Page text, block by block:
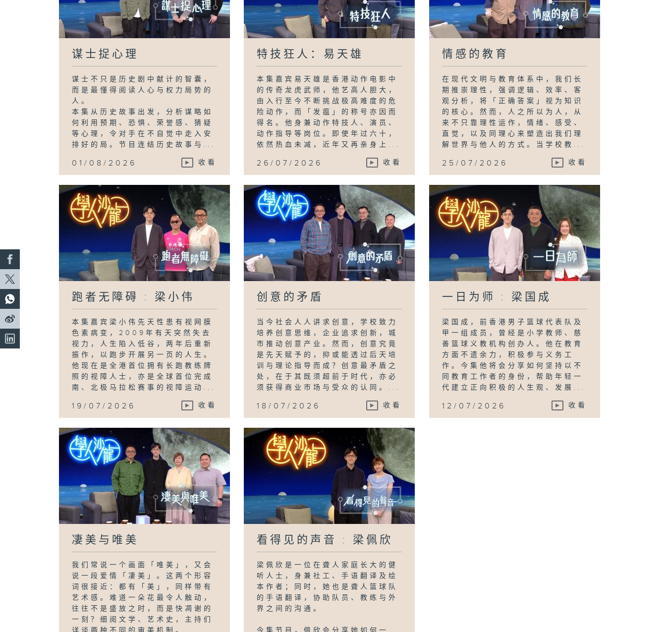
谋士捉心理
谋士不只是历史剧中献计的智囊，
而是最懂得阅读人心与权力局势的
人。
本集从历史故事出发，分析谋略如
何利用预期、恐惧、荣誉感、猜疑
等心理，令对手在不自觉中走入安
排好的局。节目连结历史故事与...
01/08/2026 收看
特技狂人：易天雄
本集嘉宾易天雄是香港动作电影中
的传奇龙虎武师，他艺高人胆大，
由入行至今不断挑战极高难度的危
险动作，而「发瘟」的称号亦因而
得名。他身兼动作特技人、演员、
动作指导等岗位。即使年过六十，
依然热血未减，近年又再亲身上...
26/07/2026 收看
情感的教育
在现代文明与教育体系中，我们长
期推崇理性，强调逻辑、效率、客
观分析，将「正确答案」视为知识
的核心。然而，人之所以为人，从
来不只靠理性运作，情绪、感受、
直觉，以及同理心来塑造出我们理
解世界与他人的方式。当学校教...
25/07/2026 收看
跑者无障碍 : 梁小伟
本集嘉宾梁小伟先天性患有视网膜
色素病变，2009年有天突然失去
视力，人生陷入低谷，两年后重新
振作，以跑步开展另一页的人生。
他现在是全港首位拥有长跑教练牌
照的视障人士，亦是全球首位完成
南、北极马拉松赛事的视障运动...
19/07/2026 收看
创意的矛盾
当今社会人人讲求创意，学校致力
培养创意思维，企业追求创新，城
市推动创意产业。然而，创意究竟
是先天赋予的，抑或能透过后天培
训与理论指导而成？创意最矛盾之
处，在于其既须超前于时代，亦必
须获得商业市场与受众的认同。...
18/07/2026 收看
一日为师 : 梁国成
梁国成，前香港男子篮球代表队及
甲一组成员，曾经是小学教师、慈
善篮球义教机构创办人。他在教育
方面不遗余力，积极参与义务工
作。今集他将会分享如何坚持以不
同教育工作者的身份，帮助年轻一
代建立正向积极的人生观、发展...
12/07/2026 收看
凄美与唯美
我们常说一个画面「唯美」，又会
说一段爱情「凄美」。这两个形容
词很接近：都有「美」，同样带有
艺术感。难道一朵花最令人触动，
往往不是盛放之时，而是快凋谢的
一刻？细阅文学、艺术史，主持们
看得见的声音 : 梁佩欣
梁佩欣是一位在聋人家庭长大的健
听人士，身兼社工、手语翻译及绘
本作者；同时，她也是聋人篮球队
的手语翻译，协助队员、教练与外
界之间的沟通。